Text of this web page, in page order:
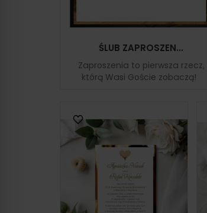
ŚLUB ZAPROSZEN...
Zaproszenia to pierwsza rzecz,
którą Wasi Goście zobaczą!